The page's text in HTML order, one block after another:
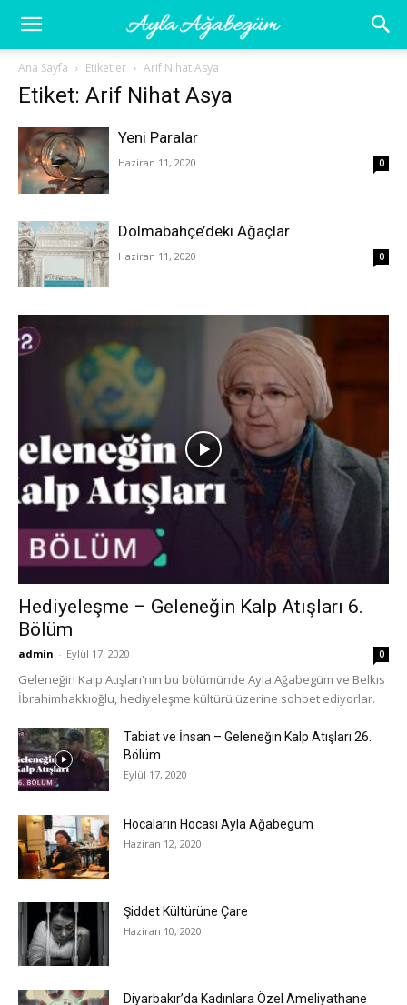
Ayla
Ağabegüm
Ana Sayfa Etiketler Arif Nihat Asya
Etiket: Arif Nihat Asya
Yeni Paralar
Haziran 11, 2020 0
Dolmabahçe’deki Ağaçlar
Haziran 11, 2020 0
Hediyeleşme – Geleneğin Kalp Atışları 6.
Bölüm
admin - Eylül 17, 2020 0
Geleneğin Kalp Atışları'nın bu bölümünde Ayla Ağabegüm ve Belkıs
İbrahimhakkıoğlu, hediyeleşme kültürü üzerine sohbet ediyorlar.
Tabiat ve İnsan – Geleneğin Kalp Atışları 26.
Bölüm
Eylül 17, 2020
Hocaların Hocası Ayla Ağabegüm
Haziran 12, 2020
Şiddet Kültürüne Çare
Haziran 10, 2020
Diyarbakır’da Kadınlara Özel Ameliyathane